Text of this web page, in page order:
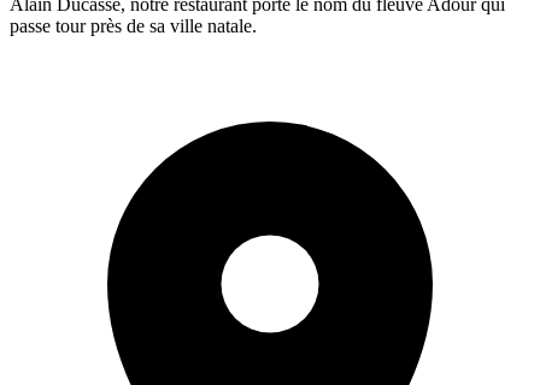
passe tour près de sa ville natale.